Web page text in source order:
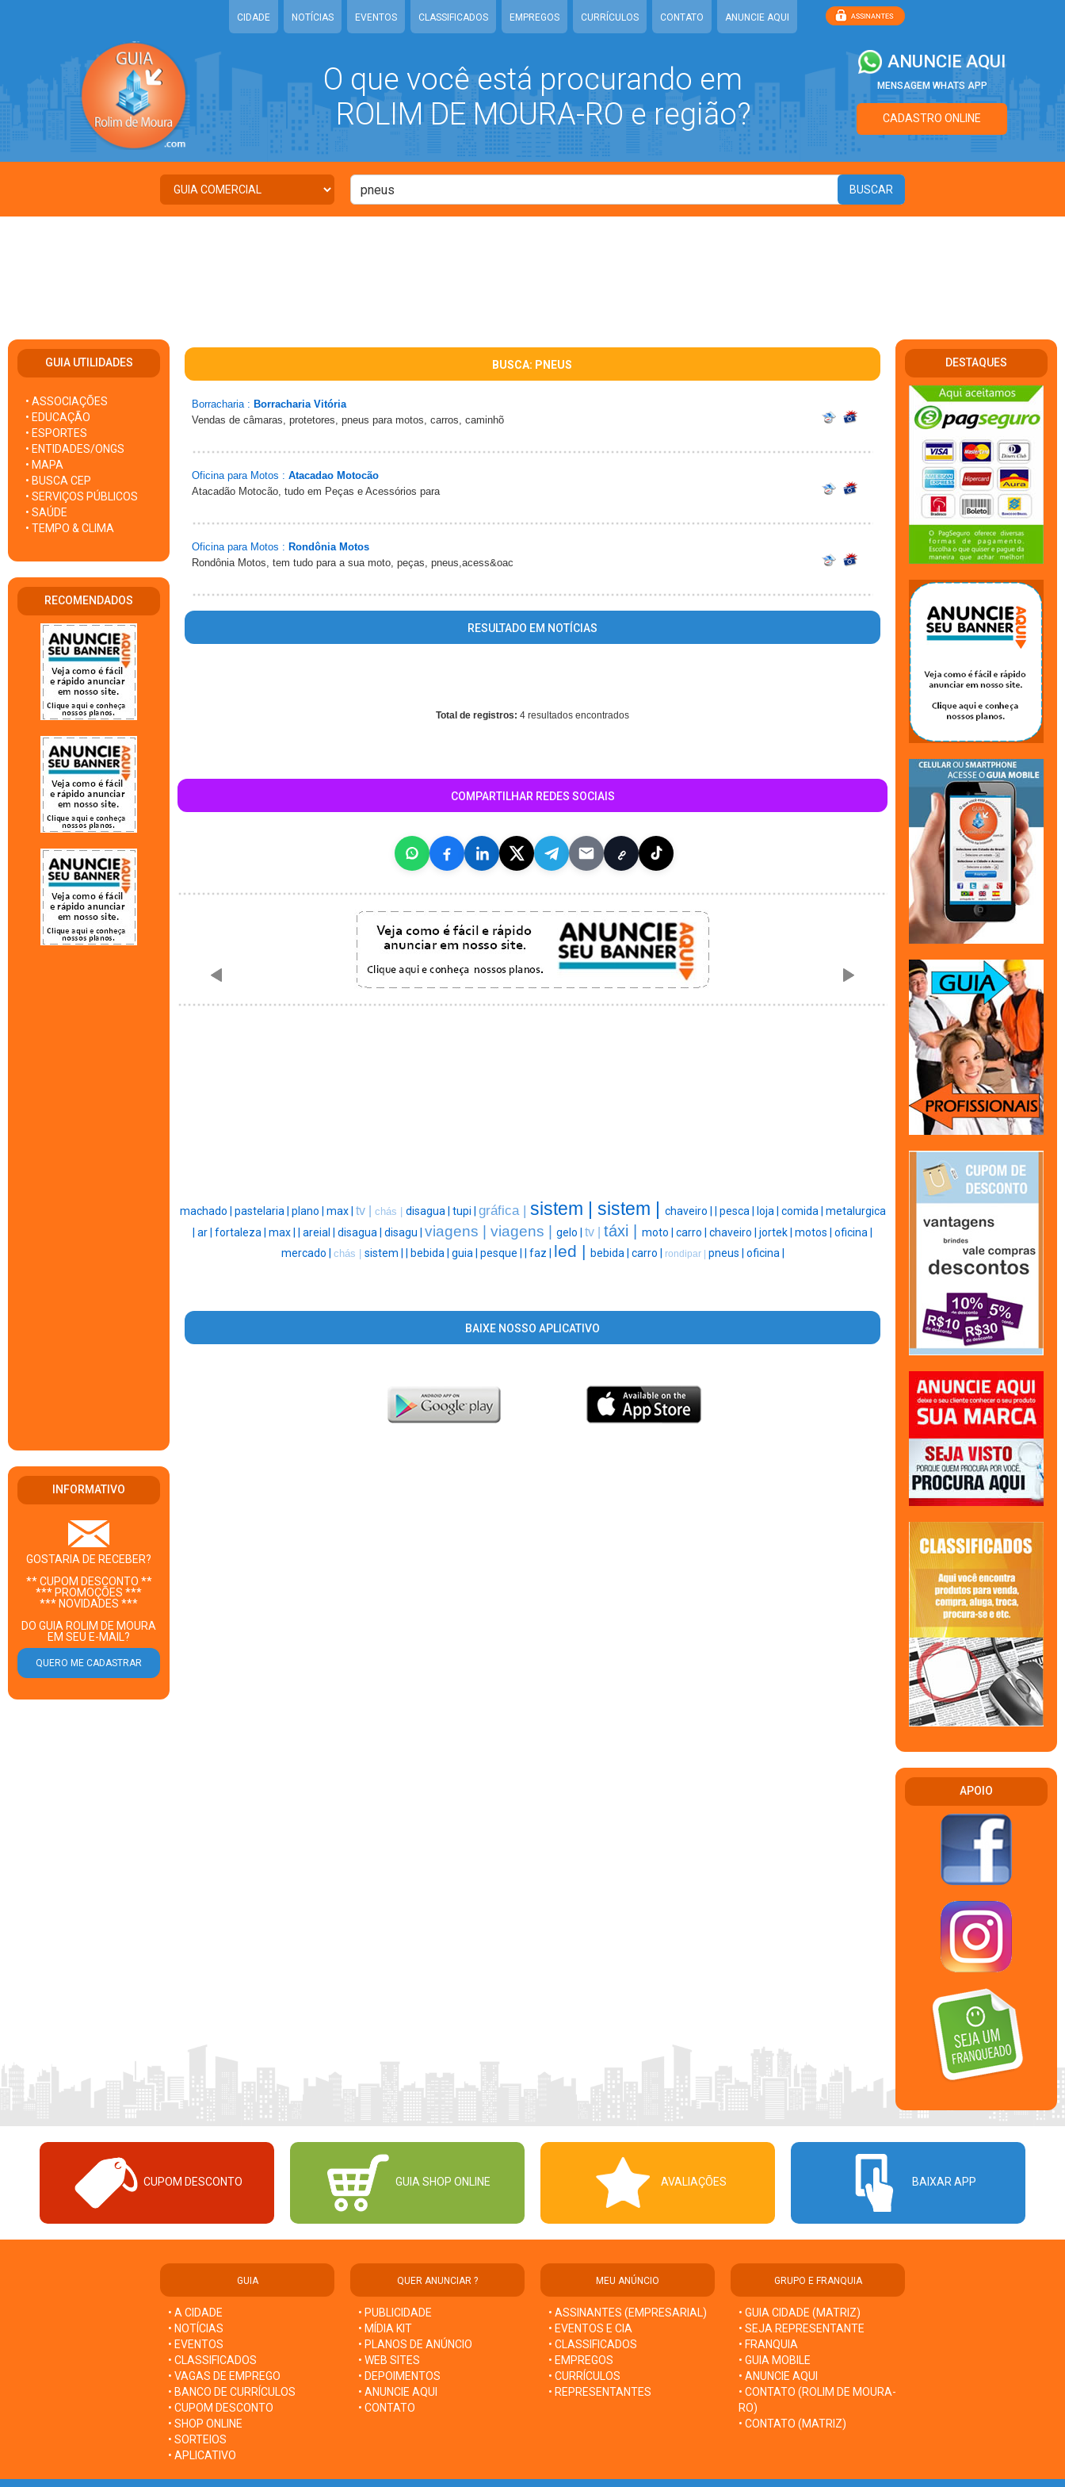
CIDADE NOTÍCIAS EVENTOS CLASSIFICADOS EMPREGOS CURRÍCULOS CONTATO ANUNCIE AQUI
O que você está procurando em
ROLIM DE MOURA-RO e região?
ANUNCIE AQUI
MENSAGEM WHATS APP
CADASTRO ONLINE
GUIA UTILIDADES
• ASSOCIAÇÕES
• EDUCAÇÃO
• ESPORTES
• ENTIDADES/ONGS
• MAPA
• BUSCA CEP
• SERVIÇOS PÚBLICOS
• SAÚDE
• TEMPO & CLIMA
RECOMENDADOS
INFORMATIVO
GOSTARIA DE RECEBER?
** CUPOM DESCONTO **
*** PROMOÇÕES ***
*** NOVIDADES ***
DO GUIA ROLIM DE MOURA
EM SEU E-MAIL?
BUSCA: PNEUS
Borracharia : Borracharia Vitória
Vendas de câmaras, protetores, pneus para motos, carros, caminhõ
Oficina para Motos : Atacadao Motocão
Atacadão Motocão, tudo em Peças e Acessórios para
Oficina para Motos : Rondônia Motos
Rondônia Motos, tem tudo para a sua moto, peças, pneus,acess&oac
RESULTADO EM NOTÍCIAS
Total de registros: 4 resultados encontrados
COMPARTILHAR REDES SOCIAIS
machado | pastelaria | plano | max | tv | chás | disagua | tupi | gráfica | sistem | sistem | chaveiro | pesca | loja | comida | metalurgica
ar | fortaleza | max | areial | disagua | disagu | viagens | viagens | gelo | tv | táxi | moto | carro | chaveiro | jortek | motos | oficina |
mercado | chás | sistem | bebida | guia | pesque | faz | led | bebida | carro | rondipar | pneus | oficina |
BAIXE NOSSO APLICATIVO
DESTAQUES
APOIO
CUPOM DESCONTO GUIA SHOP ONLINE AVALIAÇÕES BAIXAR APP
GUIA
• A CIDADE
• NOTÍCIAS
• EVENTOS
• CLASSIFICADOS
• VAGAS DE EMPREGO
• BANCO DE CURRÍCULOS
• CUPOM DESCONTO
• SHOP ONLINE
• SORTEIOS
• APLICATIVO
QUER ANUNCIAR ?
• PUBLICIDADE
• MÍDIA KIT
• PLANOS DE ANÚNCIO
• WEB SITES
• DEPOIMENTOS
• ANUNCIE AQUI
• CONTATO
MEU ANÚNCIO
• ASSINANTES (EMPRESARIAL)
• EVENTOS E CIA
• CLASSIFICADOS
• EMPREGOS
• CURRÍCULOS
• REPRESENTANTES
GRUPO E FRANQUIA
• GUIA CIDADE (MATRIZ)
• SEJA REPRESENTANTE
• FRANQUIA
• GUIA MOBILE
• ANUNCIE AQUI
• CONTATO (ROLIM DE MOURA-
RO)
• CONTATO (MATRIZ)